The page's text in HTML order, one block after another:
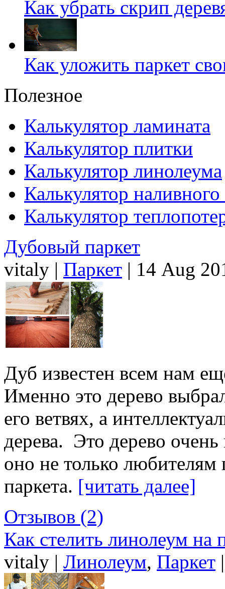
Как убрать скрип
Как уложить паркет
Полезное
Калькулятор ламината
Калькулятор плитки
Калькулятор линолеума
Калькулятор
Калькулятор
Дубовый паркет
vitaly | Паркет | 14 Aug
Дуб известен всем нам
Именно это дерево
его ветвях, а
дерева. Это дерево
оно не только
паркета. [читать далее]
Отзывов (2)
Как стелить линолеум на
vitaly | Линолеум, Паркет